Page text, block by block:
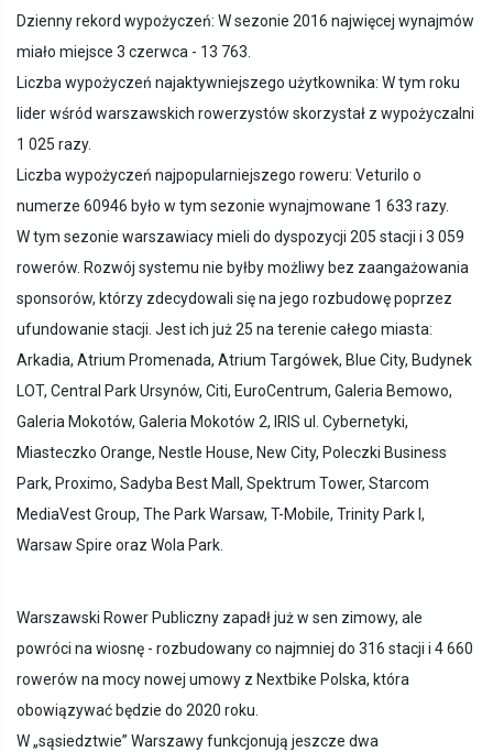
Dzienny rekord wypożyczeń: W sezonie 2016 najwięcej wynajmów
miało miejsce 3 czerwca - 13 763.
Liczba wypożyczeń najaktywniejszego użytkownika: W tym roku
lider wśród warszawskich rowerzystów skorzystał z wypożyczalni
1 025 razy.
Liczba wypożyczeń najpopularniejszego roweru: Veturilo o
numerze 60946 było w tym sezonie wynajmowane 1 633 razy.
W tym sezonie warszawiacy mieli do dyspozycji 205 stacji i 3 059
rowerów. Rozwój systemu nie byłby możliwy bez zaangażowania
sponsorów, którzy zdecydowali się na jego rozbudowę poprzez
ufundowanie stacji. Jest ich już 25 na terenie całego miasta:
Arkadia, Atrium Promenada, Atrium Targówek, Blue City, Budynek
LOT, Central Park Ursynów, Citi, EuroCentrum, Galeria Bemowo,
Galeria Mokotów, Galeria Mokotów 2, IRIS ul. Cybernetyki,
Miasteczko Orange, Nestle House, New City, Poleczki Business
Park, Proximo, Sadyba Best Mall, Spektrum Tower, Starcom
MediaVest Group, The Park Warsaw, T-Mobile, Trinity Park I,
Warsaw Spire oraz Wola Park.
Warszawski Rower Publiczny zapadł już w sen zimowy, ale
powróci na wiosnę - rozbudowany co najmniej do 316 stacji i 4 660
rowerów na mocy nowej umowy z Nextbike Polska, która
obowiązywać będzie do 2020 roku.
W „sąsiedztwie” Warszawy funkcjonują jeszcze dwa